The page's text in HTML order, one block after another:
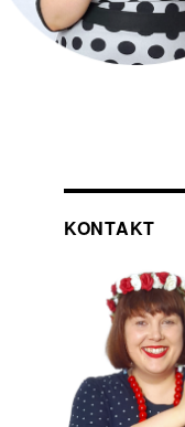
KONTAKT